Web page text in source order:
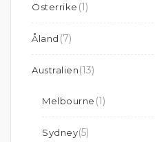
Österrike (1)
Åland (7)
Australien(13)
Melbourne (1)
Sydney(5)